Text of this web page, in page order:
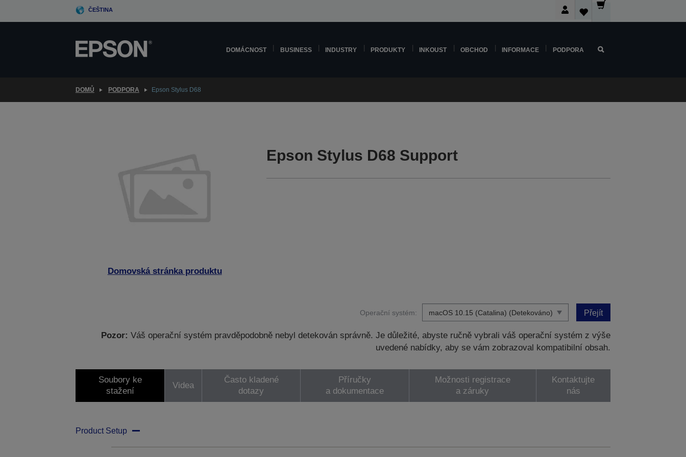
ČEŠTINA
DOMÁCNOST BUSINESS INDUSTRY PRODUKTY INKOUST OBCHOD INFORMACE PODPORA
DOMŮ PODPORA Epson Stylus D68
Domovská stránka produktu
Epson Stylus D68 Support
Operační systém: Přejít
Pozor: Váš operační systém pravděpodobně nebyl detekován správně. Je důležité, abyste ručně vybrali váš operační systém z výše
uvedené nabídky, aby se vám zobrazoval kompatibilní obsah.
Soubory ke
stažení
Videa
Často kladené
dotazy
Příručky
a dokumentace
Možnosti registrace
a záruky
Kontaktujte
nás
Product Setup